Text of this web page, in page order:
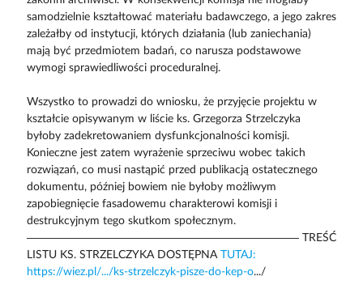
samodzielnie kształtować materiału badawczego, a jego zakres
zależałby od instytucji, których działania (lub zaniechania)
mają być przedmiotem badań, co narusza podstawowe
wymogi sprawiedliwości proceduralnej.
Wszystko to prowadzi do wniosku, że przyjęcie projektu w
kształcie opisywanym w liście ks. Grzegorza Strzelczyka
byłoby zadekretowaniem dysfunkcjonalności komisji.
Konieczne jest zatem wyrażenie sprzeciwu wobec takich
rozwiązań, co musi nastąpić przed publikacją ostatecznego
dokumentu, później bowiem nie byłoby możliwym
zapobiegnięcie fasadowemu charakterowi komisji i
destrukcyjnym tego skutkom społecznym.
———————————————————————— TREŚĆ
LISTU KS. STRZELCZYKA DOSTĘPNA TUTAJ:
https://wiez.pl/.../ks-strzelczyk-pisze-do-kep-o.../